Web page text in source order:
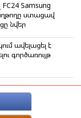
Samsung
ստացավ
նվեր
ավելացել է
գործառույթ